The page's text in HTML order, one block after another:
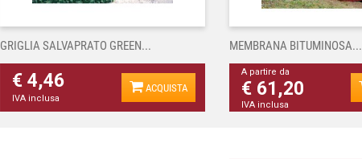
GRIGLIA SALVAPRATO GREEN...
€ 4,46
IVA inclusa
ACQUISTA
MEMBRANA BITUMINOSA...
A partire da
€ 61,20
IVA inclusa